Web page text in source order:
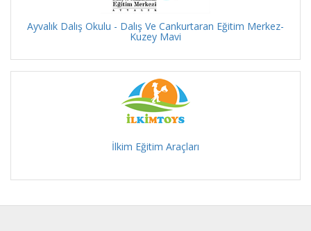
Ayvalık Dalış Okulu - Dalış Ve Cankurtaran Eğitim Merkez-
Kuzey Mavi
İlkim Eğitim Araçları